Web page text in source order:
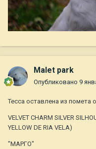
Malet park
Опубликовано 9
Тесса оставлена из помета
VELVET CHARM SILVER
YELLOW DE RIA VELA)
"МАРГО"